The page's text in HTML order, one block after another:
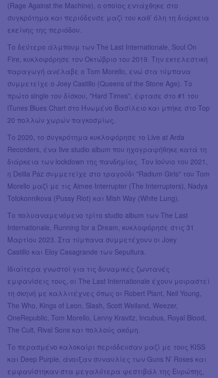
(Rage Against the Machine), ο οποίος εντάχθηκε στο
συγκρότημα και περιόδευσε μαζί του καθ’ όλη τη διάρκεια
εκείνης της περιόδου.
Το δεύτερο άλμπουμ των The Last Internationale, Soul On
Fire, κυκλοφόρησε τον Οκτώβριο του 2019. Την εκτελεστική
παραγωγή ανέλαβε ο Tom Morello, ενώ στα τύμπανα
συμμετείχε ο Joey Castillo (Queens of the Stone Age). Το
πρώτο single του δίσκου, "Hard Times", έφτασε στο #1 του
iTunes Blues Chart στο Ηνωμένο Βασίλειο και μπήκε στο Top
20 πολλών χωρών παγκοσμίως.
Το 2020, το συγκρότημα κυκλοφόρησε το Live at Arda
Recorders, ένα live studio album που ηχογραφήθηκε κατά τη
διάρκεια των lockdown της πανδημίας. Τον Ιούνιο του 2021,
η Delila Paz συμμετείχε στο τραγούδι "Radium Girls" του Tom
Morello μαζί με τις Aimee Interrupter (The Interrupters), Nadya
Tolokonnikova (Pussy Riot) και Mish Way (White Lung).
Το πολυαναμενόμενο τρίτο studio album των The Last
Internationale, Running for a Dream, κυκλοφόρησε στις 31
Μαρτίου 2023. Στα τύμπανα συμμετέχουν οι Joey
Castillo και Eloy Casagrande των Sepultura.
Ιδιαίτερα γνωστοί για τις δυναμικές ζωντανές
εμφανίσεις τους, οι The Last Internationale έχουν μοιραστεί
τη σκηνή με καλλιτέχνες όπως οι Robert Plant, Neil Young,
The Who, Kings of Leon, Slash, Scott Weiland, Weezer,
OneRepublic, Tom Morello, Lenny Kravitz, Incubus, Royal Blood,
The Cult, Rival Sons και πολλούς ακόμη.
Το περασμένο καλοκαίρι περιόδευσαν μαζί με τους KISS
και Deep Purple, άνοιξαν συναυλίες των Guns N’ Roses και
εμφανίστηκαν στα μεγαλύτερα φεστιβάλ της Ευρώπης,